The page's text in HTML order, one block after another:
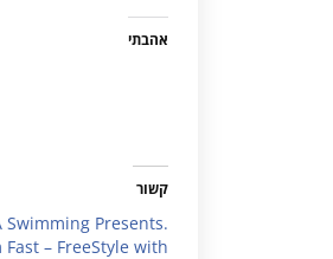
אהבתי
קשור
Swimming Presents.
Fast – FreeStyle with